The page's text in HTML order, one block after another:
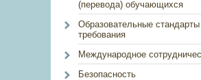
(перевода) обучающихся
Образовательные
требования
Международное
Безопасность